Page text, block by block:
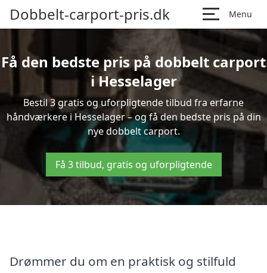
Dobbelt-carport-pris.dk Menu
Få den bedste pris på dobbelt carport
i Hesselager
Bestil 3 gratis og uforpligtende tilbud fra erfarne
håndværkere i Hesselager – og få den bedste pris på din
nye dobbelt carport.
Få 3 tilbud, gratis og uforpligtende
Drømmer du om en praktisk og stilfuld